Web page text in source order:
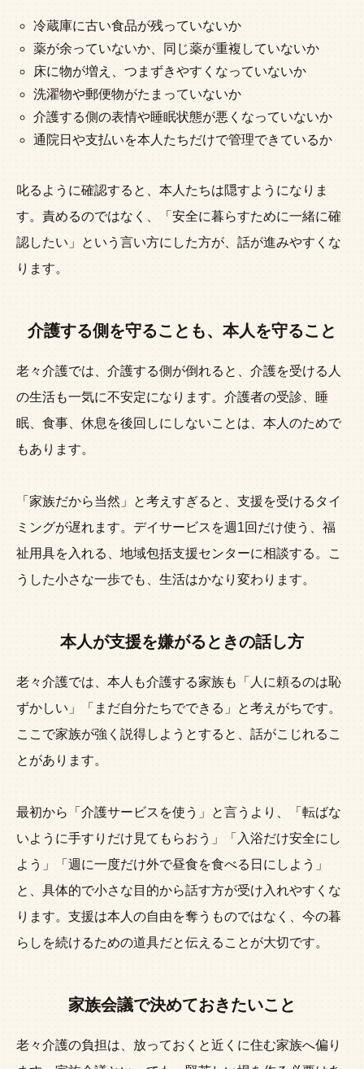
冷蔵庫に古い食品が残っていないか
薬が余っていないか、同じ薬が重複していないか
床に物が増え、つまずきやすくなっていないか
洗濯物や郵便物がたまっていないか
介護する側の表情や睡眠状態が悪くなっていないか
通院日や支払いを本人たちだけで管理できているか
叱るように確認すると、本人たちは隠すようになりま
す。責めるのではなく、「安全に暮らすために一緒に確
認したい」という言い方にした方が、話が進みやすくな
ります。
介護する側を守ることも、本人を守ること
老々介護では、介護する側が倒れると、介護を受ける人
の生活も一気に不安定になります。介護者の受診、睡
眠、食事、休息を後回しにしないことは、本人のためで
もあります。
「家族だから当然」と考えすぎると、支援を受けるタイ
ミングが遅れます。デイサービスを週1回だけ使う、福
祉用具を入れる、地域包括支援センターに相談する。こ
うした小さな一歩でも、生活はかなり変わります。
本人が支援を嫌がるときの話し方
老々介護では、本人も介護する家族も「人に頼るのは恥
ずかしい」「まだ自分たちでできる」と考えがちです。
ここで家族が強く説得しようとすると、話がこじれるこ
とがあります。
最初から「介護サービスを使う」と言うより、「転ばな
いように手すりだけ見てもらおう」「入浴だけ安全にし
よう」「週に一度だけ外で昼食を食べる日にしよう」
と、具体的で小さな目的から話す方が受け入れやすくな
ります。支援は本人の自由を奪うものではなく、今の暮
らしを続けるための道具だと伝えることが大切です。
家族会議で決めておきたいこと
老々介護の負担は、放っておくと近くに住む家族へ偏り